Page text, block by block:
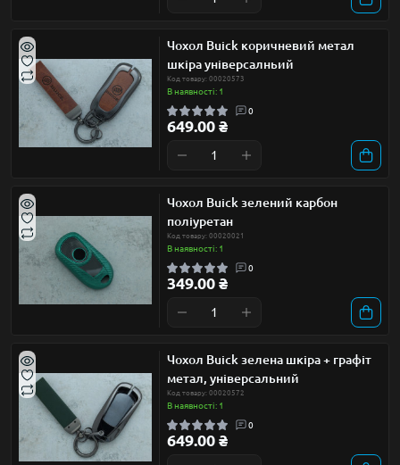
Чохол Buick коричневий метал
шкіра універсалньий
Код товару: 00020573
В наявності: 1
0
649.00 ₴
Чохол Buick зелений карбон
поліуретан
Код товару: 00020021
В наявності: 1
0
349.00 ₴
Чохол Buick зелена шкіра + графіт
метал, універсальний
Код товару: 00020572
В наявності: 1
0
649.00 ₴